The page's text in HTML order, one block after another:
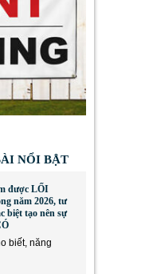
NỔI BẬT
được LỐI
năm 2026, tư
biệt tạo nên sự
biết, năng